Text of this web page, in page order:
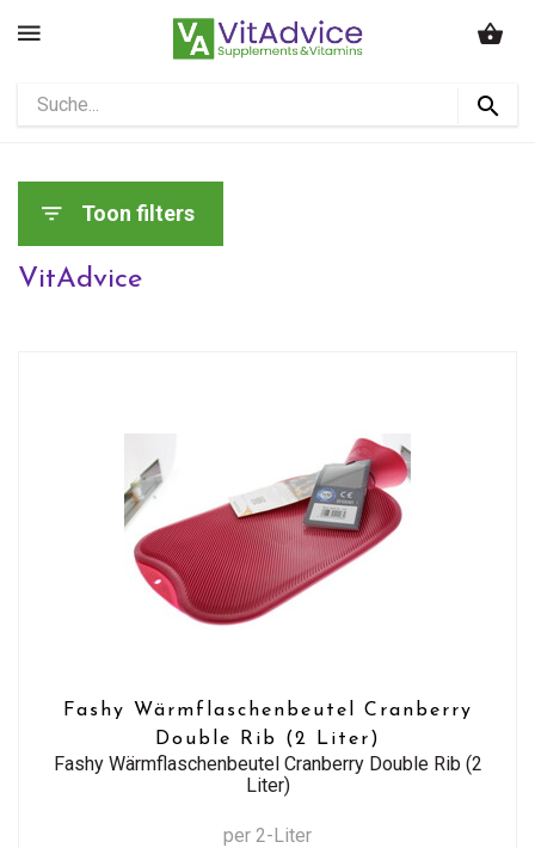
Toon filters
VitAdvice
Fashy Wärmflaschenbeutel Cranberry
Double Rib (2 Liter)
Fashy Wärmflaschenbeutel Cranberry Double Rib (2
Liter)
per 2-Liter